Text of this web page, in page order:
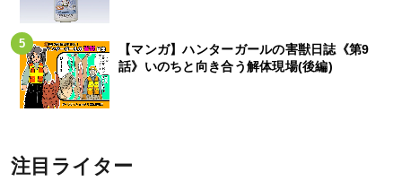
【マンガ】ハンターガールの害獣日誌《第9
話》いのちと向き合う解体現場(後編)
注目ライター